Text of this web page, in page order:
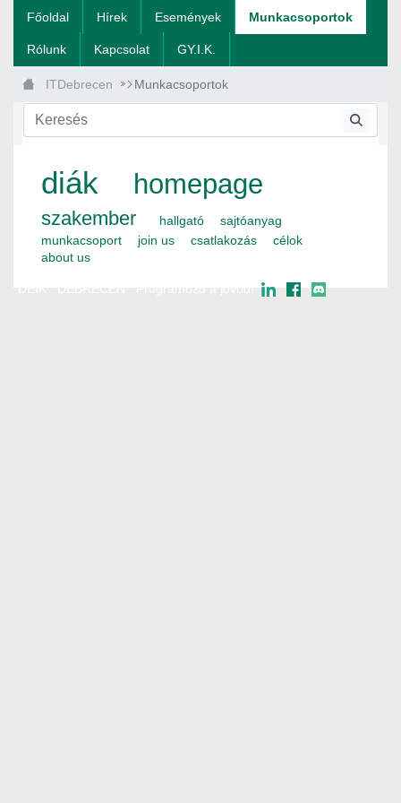
Ugrás a fő tartalomhoz
Főoldal Hírek Események Munkacsoportok
Rólunk Kapcsolat GY.I.K.
ITDebrecen Munkacsoportok
diák homepage
szakember hallgató
sajtóanyag
munkacsoport
join us csatlakozás
célok
about us